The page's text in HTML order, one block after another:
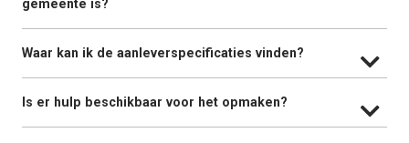
gemeente is?
Waar kan ik de aanleverspecificaties vinden?
Is er hulp beschikbaar voor het opmaken?